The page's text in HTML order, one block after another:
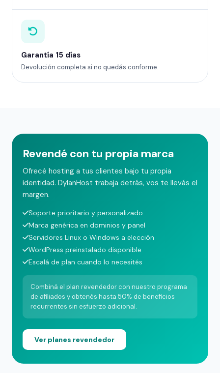
Garantía 15 días
Devolución completa si no quedás conforme.
Revendé con tu propia marca
Ofrecé hosting a tus clientes bajo tu propia
identidad. DylanHost trabaja detrás, vos te llevás el
margen.
Soporte prioritario y personalizado
Marca genérica en dominios y panel
Servidores Linux o Windows a elección
WordPress preinstalado disponible
Escalá de plan cuando lo necesités
Combiná el plan revendedor con nuestro programa
de afiliados y obtenés hasta 50% de beneficios
recurrentes sin esfuerzo adicional.
Ver planes revendedor